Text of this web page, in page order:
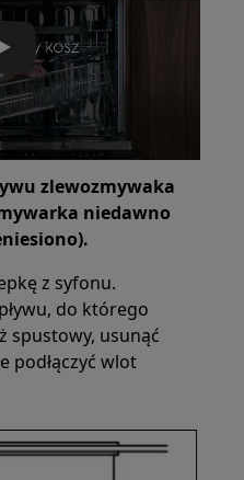
Play
zlewozmywaka
niedawno
z syfonu.
do którego
spustowy, usunąć
podłączyć wlot